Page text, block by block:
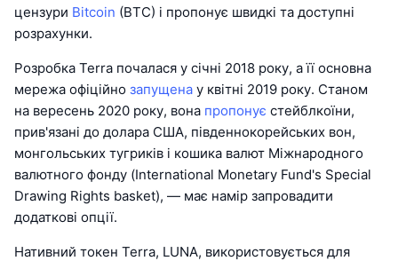
цензури Bitcoin (BTC) і пропонує швидкі та доступні
розрахунки.
Розробка Terra почалася у січні 2018 року, а її основна
мережа офіційно запущена у квітні 2019 року. Станом
на вересень 2020 року, вона пропонує стейблкоїни,
прив'язані до долара США, південнокорейських вон,
монгольських тугриків і кошика валют Міжнародного
валютного фонду (International Monetary Fund's Special
Drawing Rights basket), — має намір запровадити
додаткові опції.
Нативний токен Terra, LUNA, використовується для